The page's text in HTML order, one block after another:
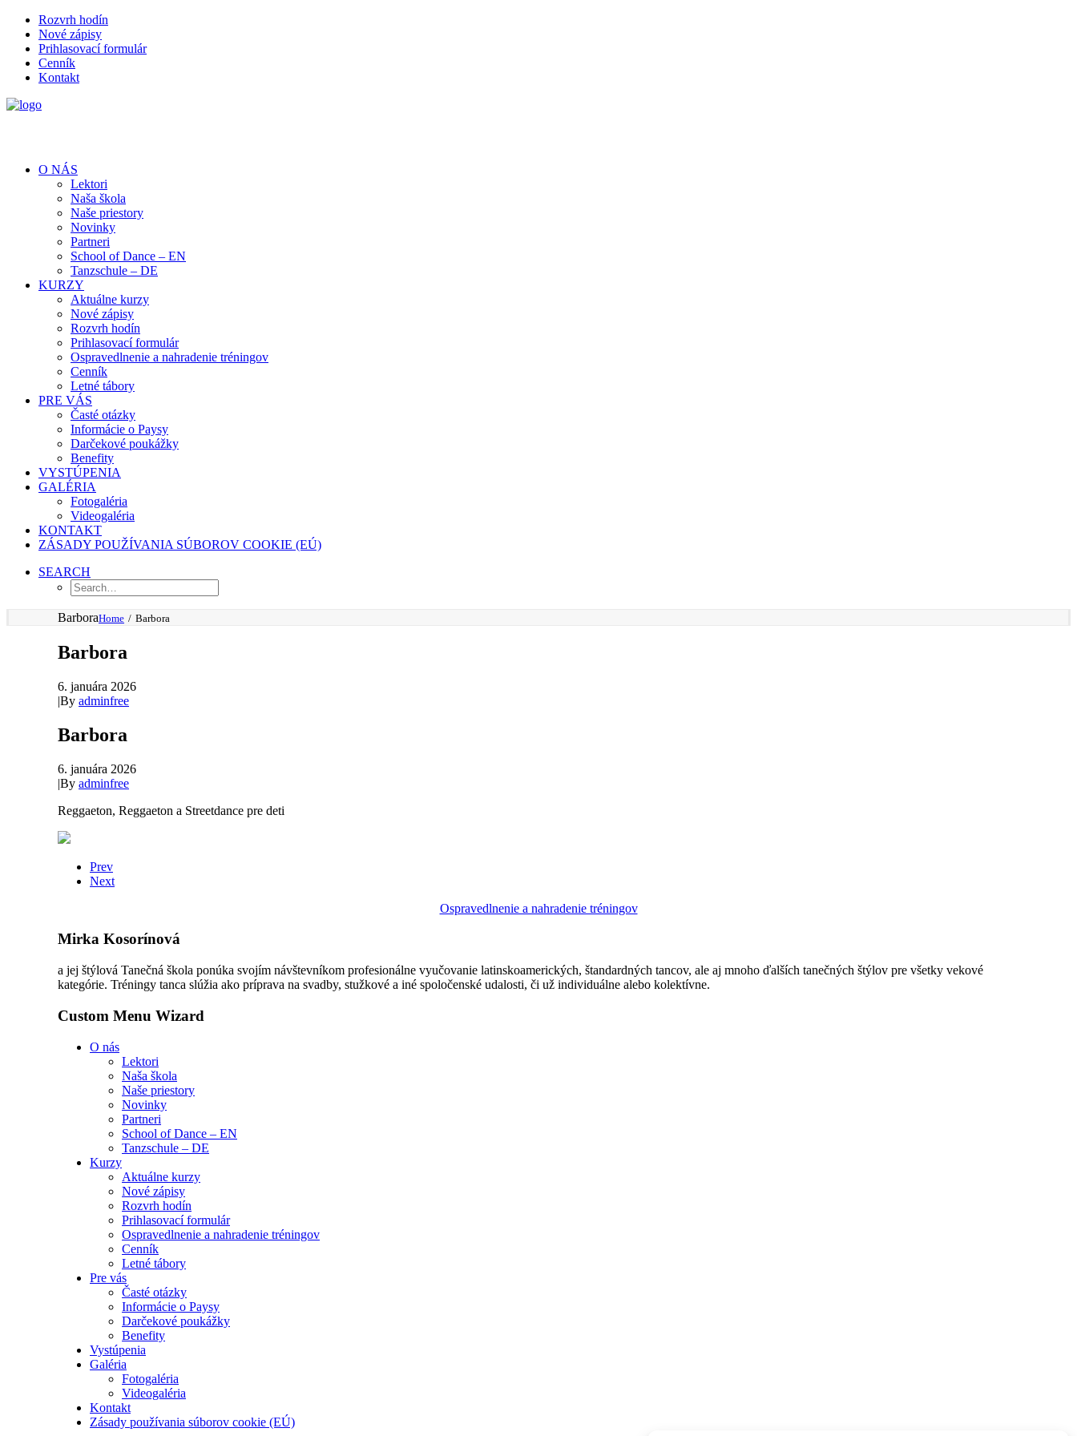
Rozvrh hodín
Nové zápisy
Prihlasovací formulár
Cenník
Kontakt
O NÁS
Lektori
Naša škola
Naše priestory
Novinky
Partneri
School of Dance – EN
Tanzschule – DE
KURZY
Aktuálne kurzy
Nové zápisy
Rozvrh hodín
Prihlasovací formulár
Ospravedlnenie a nahradenie tréningov
Cenník
Letné tábory
PRE VÁS
Časté otázky
Informácie o Paysy
Darčekové poukážky
Benefity
VYSTÚPENIA
GALÉRIA
Fotogaléria
Videogaléria
KONTAKT
ZÁSADY POUŽÍVANIA SÚBOROV COOKIE (EÚ)
SEARCH
BarboraHome Barbora
Barbora
6. januára 2026
|By adminfree
Barbora
6. januára 2026
|By adminfree
Reggaeton, Reggaeton a Streetdance pre deti
Prev
Next
Ospravedlnenie a nahradenie tréningov
Mirka Kosorínová
a jej štýlová Tanečná škola ponúka svojím návštevníkom profesionálne vyučovanie latinskoamerických, štandardných tancov, ale aj mnoho ďalších tanečných štýlov pre všetky vekové
kategórie. Tréningy tanca slúžia ako príprava na svadby, stužkové a iné spoločenské udalosti, či už individuálne alebo kolektívne.
Custom Menu Wizard
O nás
Lektori
Naša škola
Naše priestory
Novinky
Partneri
School of Dance – EN
Tanzschule – DE
Kurzy
Aktuálne kurzy
Nové zápisy
Rozvrh hodín
Prihlasovací formulár
Ospravedlnenie a nahradenie tréningov
Cenník
Letné tábory
Pre vás
Časté otázky
Informácie o Paysy
Darčekové poukážky
Benefity
Vystúpenia
Galéria
Fotogaléria
Videogaléria
Kontakt
Zásady používania súborov cookie (EÚ)